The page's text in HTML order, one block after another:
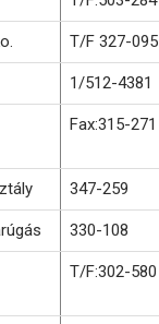
T/F 327-095
1/512-4381
Fax:315-271
347-259
330-108
T/F:302-580